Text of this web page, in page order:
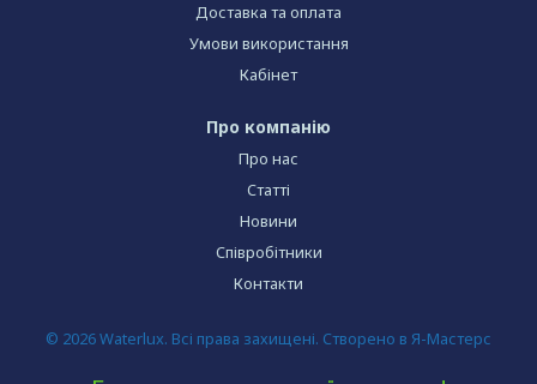
Доставка та оплата
Умови використання
Кабінет
Про компанію
Про нас
Статті
Новини
Співробітники
Контакти
© 2026 Waterlux. Всі права захищені. Створено в Я-Мастерс